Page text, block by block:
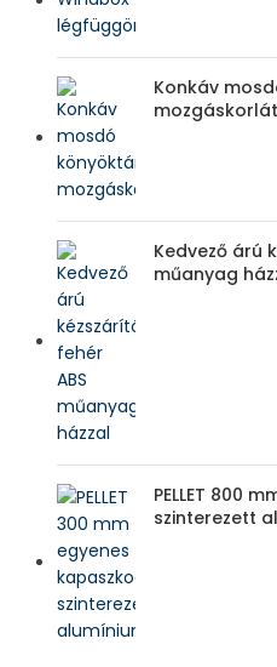
Konkáv
Kedvező árú
műanyag
PELLET 800
szinterezett